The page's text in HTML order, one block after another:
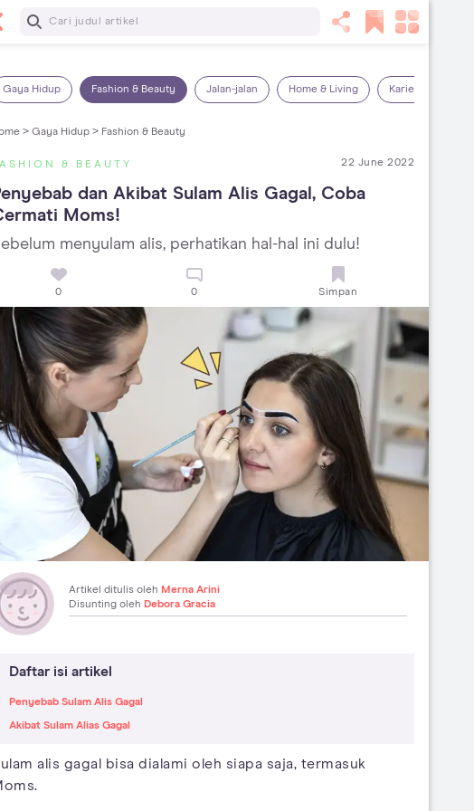
Baca Selanjutnya
Gaya Hidup Fashion & Beauty Jalan-jalan Home & Living Karier & Keuangan
> Gaya Hidup > Fashion & Beauty
& BEAUTY 22 June 2022
dan Akibat Sulam Alis Gagal, Coba
Moms!
menyulam alis, perhatikan hal-hal ini dulu!
0 0 Simpan
Artikel ditulis oleh Merna Arini
Disunting oleh Debora Gracia
Daftar isi artikel
Penyebab Sulam Alis Gagal
Akibat Sulam Alias Gagal
alis gagal bisa dialami oleh siapa saja, termasuk